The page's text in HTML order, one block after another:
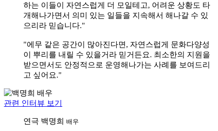
하는 이들이 자연스럽게 더 모일테고, 어려운 상황도 타
개해나가면서 의미 있는 일들을 지속해서 해나갈 수 있
으리라 믿습니다."
"에무 같은 공간이 많아진다면, 자연스럽게 문화다양성
이 뿌리를 내릴 수 있을거라 믿거든요. 최소한의 지원을
받으면서도 안정적으로 운영해나가는 사례를 보여드리
고 싶어요."
관련 인터뷰 보기
연극 백명희 배우